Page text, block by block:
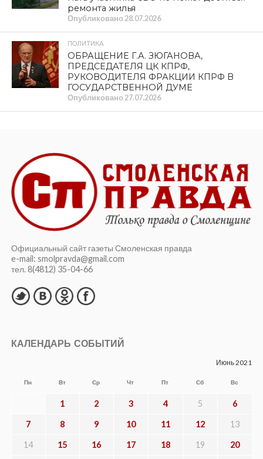
КУЛЬТУРА
Сохранить великую историю,
созданную нашими предками. XIV
Международный фестиваль
исторической реконструкции и
славянской культуры «Гнёздово-2026»
прошел с успехом
Опубликовано06.08.2026
ОБЩЕСТВО
Геннадий Зюганов наградил призеров
КУЛЬТУРА
Исторический музей приглашает на
экскурсию «Я родом из Смоленска»
Опубликовано 05.08.2026
Владимир Кашин о ключевых решениях
по поддержке аграрной отрасли
Опубликовано
НОВОСТИ
Опубликовано
Коекакеры на новых скоростях
Опубликовано
В прокуратуре Смоленской области